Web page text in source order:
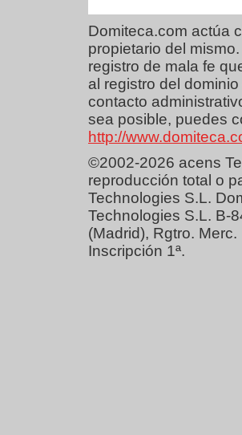
Domiteca.com actúa
propietario del
registro de mala fe
al registro del
contacto
sea posible, puedes
http://
©2002-2026 acens
reproducción total o
Technologies S.L.
Technologies S.L. B-
(Madrid), Rgtro.
Inscripción 1ª.